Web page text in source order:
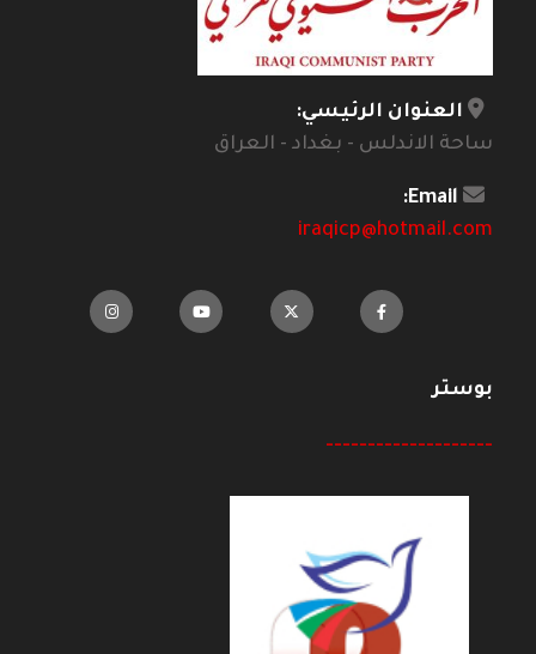
العنوان الرئيسي:
ساحة الاندلس - بغداد - العراق
Email:
iraqicp@hotmail.com
بوستر
--------------------